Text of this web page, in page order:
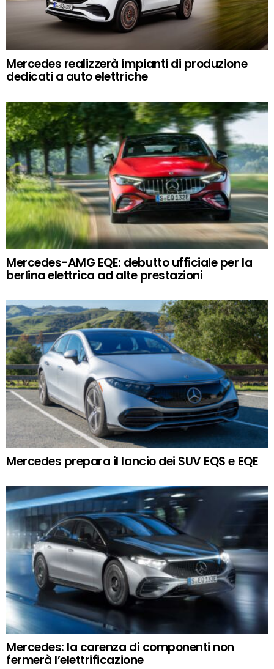
Mercedes realizzerà impianti di produzione
dedicati a auto elettriche
Mercedes-AMG EQE: debutto ufficiale per la
berlina elettrica ad alte prestazioni
Mercedes prepara il lancio dei SUV EQS e EQE
Mercedes: la carenza di componenti non
fermerà l’elettrificazione